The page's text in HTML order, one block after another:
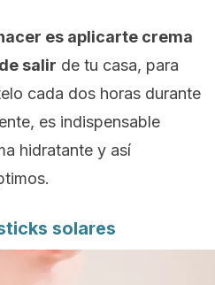
es aplicarte crema
salir de tu casa, para
cada dos horas durante
es indispensable
hidratante y así
solares